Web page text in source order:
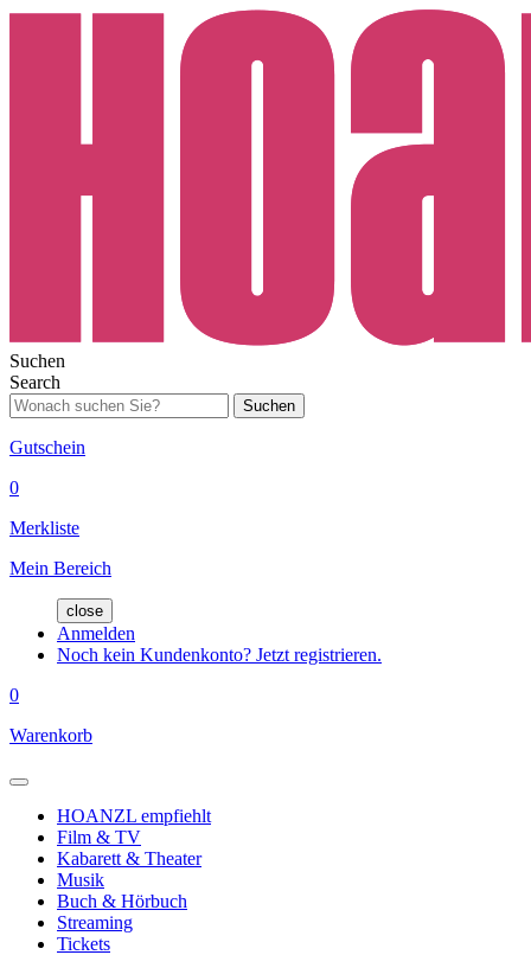
Suchen
Search
Suchen
Gutschein
0
Merkliste
Mein Bereich
close
Anmelden
Noch kein Kundenkonto? Jetzt registrieren.
0
Warenkorb
HOANZL empfiehlt
Film & TV
Kabarett & Theater
Musik
Buch & Hörbuch
Streaming
Tickets